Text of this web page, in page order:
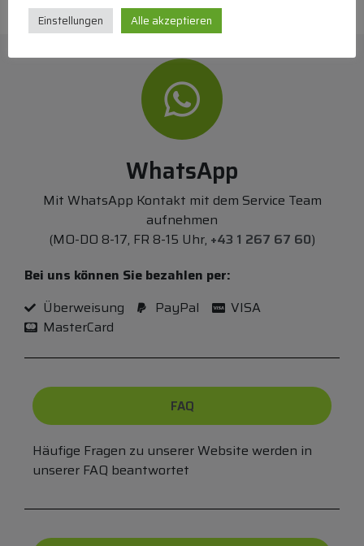
WhatsApp
Mit WhatsApp Kontakt mit dem Service Team
aufnehmen
(MO-DO 8-17, FR 8-15 Uhr, +43 1 267 67 60)
Bei uns können Sie bezahlen per:
Überweisung
PayPal
VISA
MasterCard
FAQ
Häufige Fragen zu unserer Website werden in
unserer FAQ beantwortet
Einstellungen Alle akzeptieren